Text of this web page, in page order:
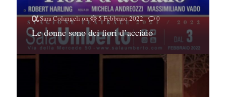
Sara Colangelion 5 Febbraio 2022 0
Le donne sono dei fiori d’acciaio